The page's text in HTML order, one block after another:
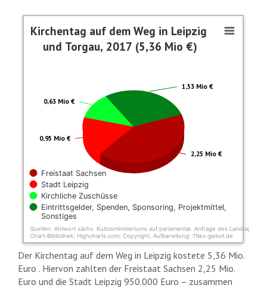
Kirchentag auf dem Weg in Leipzig
Pie chart with 4 slices.
Kirchentag auf dem Weg in Leipzig
und Torgau, 2017 (5,36 Mio €)
2,25 Mio €
0,95 Mio €
0,63 Mio €
1,53 Mio €
Freistaat Sachsen
Stadt Leipzig
Kirchliche Zuschüsse
Eintrittsgelder, Spenden, Sponsoring, Projektmittel,
Sonstiges
Quellen: Antwort sächs. Kultusministeriums auf parlamentar. Anfrage des
Chart-Bibliothek: Highcharts.com; Copyright, Aufbereitung: 11tes-gebot.de
End of interactive chart.
Der Kirchentag auf dem Weg in Leipzig kostete 5,36 Mio.
Euro . Hiervon zahlten der Freistaat Sachsen 2,25 Mio.
Euro und die Stadt Leipzig 950.000 Euro – zusammen